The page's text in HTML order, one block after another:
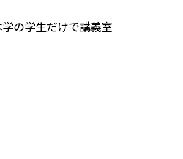
の学生だけで講義室